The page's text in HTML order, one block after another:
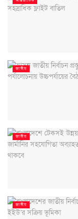
জাতীয়
জাতীয়
জাতীয়